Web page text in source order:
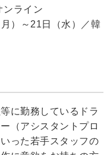
ンライン
）～21日（水）／韓
に勤務しているドラ
（アシスタントプロ
った若手スタッフの